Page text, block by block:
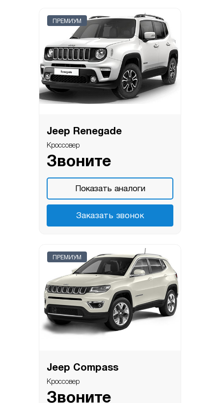
ПРЕМИУМ
Jeep Renegade
Кроссовер
Звоните
Показать аналоги
Заказать звонок
ПРЕМИУМ
Jeep Compass
Кроссовер
Звоните